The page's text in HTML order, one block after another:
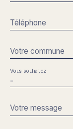
Téléphone
Votre commune
-
Vous souhaitez
Votre message